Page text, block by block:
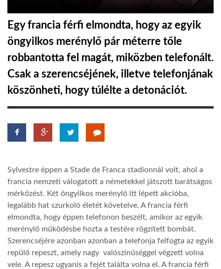
LINKTR.EE
GLOBOZSARU
DOBRAVERO.HU
LATIMO.HU
Egy francia férfi elmondta, hogy az egyik
öngyilkos merénylő pár méterre tőle
robbantotta fel magát, miközben telefonált.
Csak a szerencséjének, illetve telefonjának
köszönheti, hogy túlélte a detonációt.
Sylvestre éppen a Stade de Franca stadionnál volt, ahol a
francia nemzeti válogatott a németekkel játszott barátságos
mérkőzést. Két öngyilkos merénylő itt lépett akcióba,
legalább hat szurkoló életét követelve. A francia férfi
elmondta, hogy éppen telefonon beszélt, amikor az egyik
merénylő működésbe hozta a testére rögzített bombát.
Szerencséjére azonban azonban a telefonja felfogta az egyik
repülő repeszt, amely nagy valószínűséggel végzett volna
vele. A repesz ugyanis a fejét találta volna el. A francia férfi